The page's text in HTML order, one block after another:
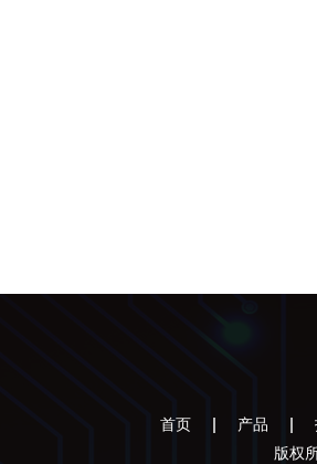
首页 产品
版权